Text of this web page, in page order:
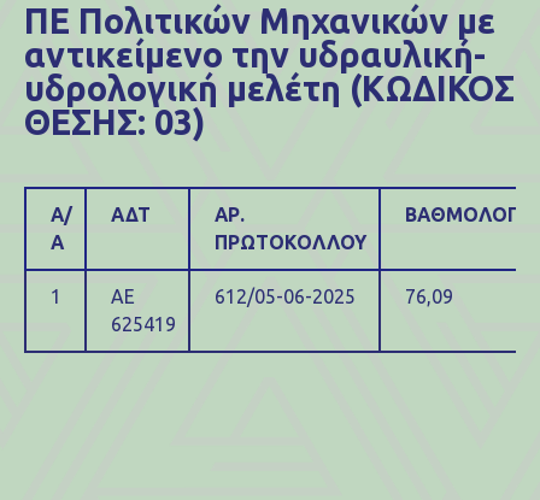
ΠΕ Πολιτικών Μηχανικών με
αντικείμενο την υδραυλική-
υδρολογική μελέτη (ΚΩΔΙΚΟΣ
ΘΕΣΗΣ: 03)
Α/
Α
ΑΔΤ
ΑΡ.
ΠΡΩΤΟΚΟΛΛΟΥ
ΒΑΘΜΟΛΟΓΙΑ
1
ΑΕ
625419
612/05-06-2025 76,09